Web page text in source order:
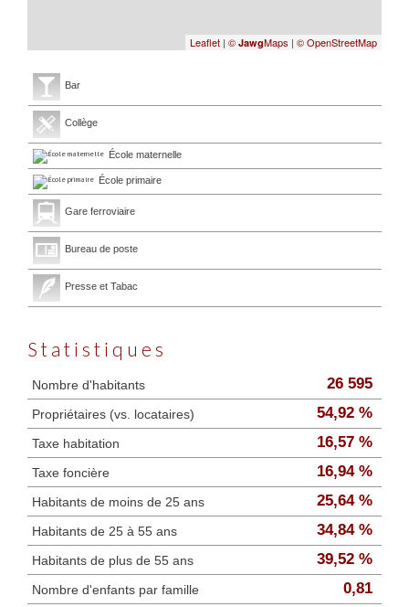
Leaflet | © JawgMaps | © OpenStreetMap
Bar
Collège
École maternelle
École primaire
Gare ferroviaire
Bureau de poste
Presse et Tabac
Statistiques
Nombre d'habitants 26 595
Propriétaires (vs. locataires) 54,92 %
Taxe habitation 16,57 %
Taxe foncière 16,94 %
Habitants de moins de 25 ans 25,64 %
Habitants de 25 à 55 ans 34,84 %
Habitants de plus de 55 ans 39,52 %
Nombre d'enfants par famille 0,81